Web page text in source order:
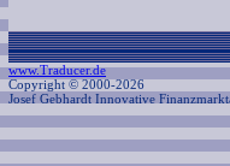
www.Traducer.de
Copyright © 2000-2026
Josef Gebhardt Innovative